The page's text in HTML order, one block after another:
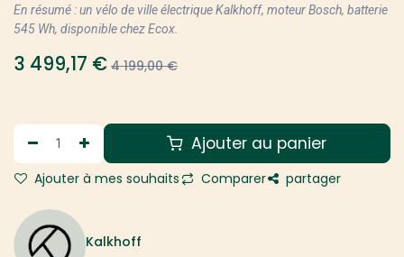
En résumé : un vélo de ville électrique Kalkhoff, moteur Bosch, batterie
545 Wh, disponible chez Ecox.
3 499,17 € 4 199,00€
Ajouter au panier
Ajouter à mes souhaits Comparer partager
Kalkhoff